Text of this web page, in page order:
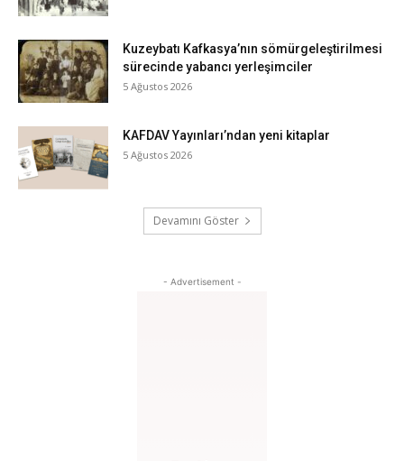
Kuzeybatı Kafkasya’nın sömürgeleştirilmesi
sürecinde yabancı yerleşimciler
5 Ağustos 2026
KAFDAV Yayınları’ndan yeni kitaplar
5 Ağustos 2026
Devamını Göster
- Advertisement -